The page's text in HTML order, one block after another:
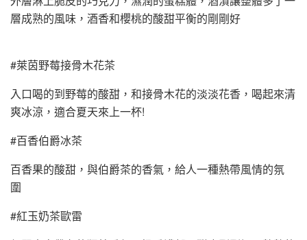
層成熟的風味，酒香和櫻桃的酸甜平衡的剛剛好
#萊茵野莓接骨木花茶
入口喝的到野莓的酸甜，和接骨木花的淡淡花香，喝起來清
爽冰涼，適合夏天來上一杯!
#百香伯爵冰茶
百香果的酸甜，與伯爵茶的香氣，給人一種熱帶風情的氛
圍
#紅玉奶茶歐雷